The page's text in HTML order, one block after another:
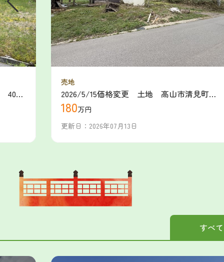
400
売地
2026/5/15価格変更 土地 高山市清見町藤
瀬 180万（2026/4/29新規）
180万円
更新日：2026年07月13日
すべて